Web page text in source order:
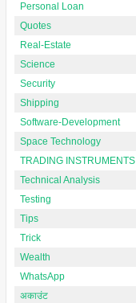
Personal Loan
Quotes
Real-Estate
Science
Security
Shipping
Software-Development
Space Technology
TRADING INSTRUMENTS
Technical Analysis
Testing
Tips
Trick
Wealth
WhatsApp
अकाउंट